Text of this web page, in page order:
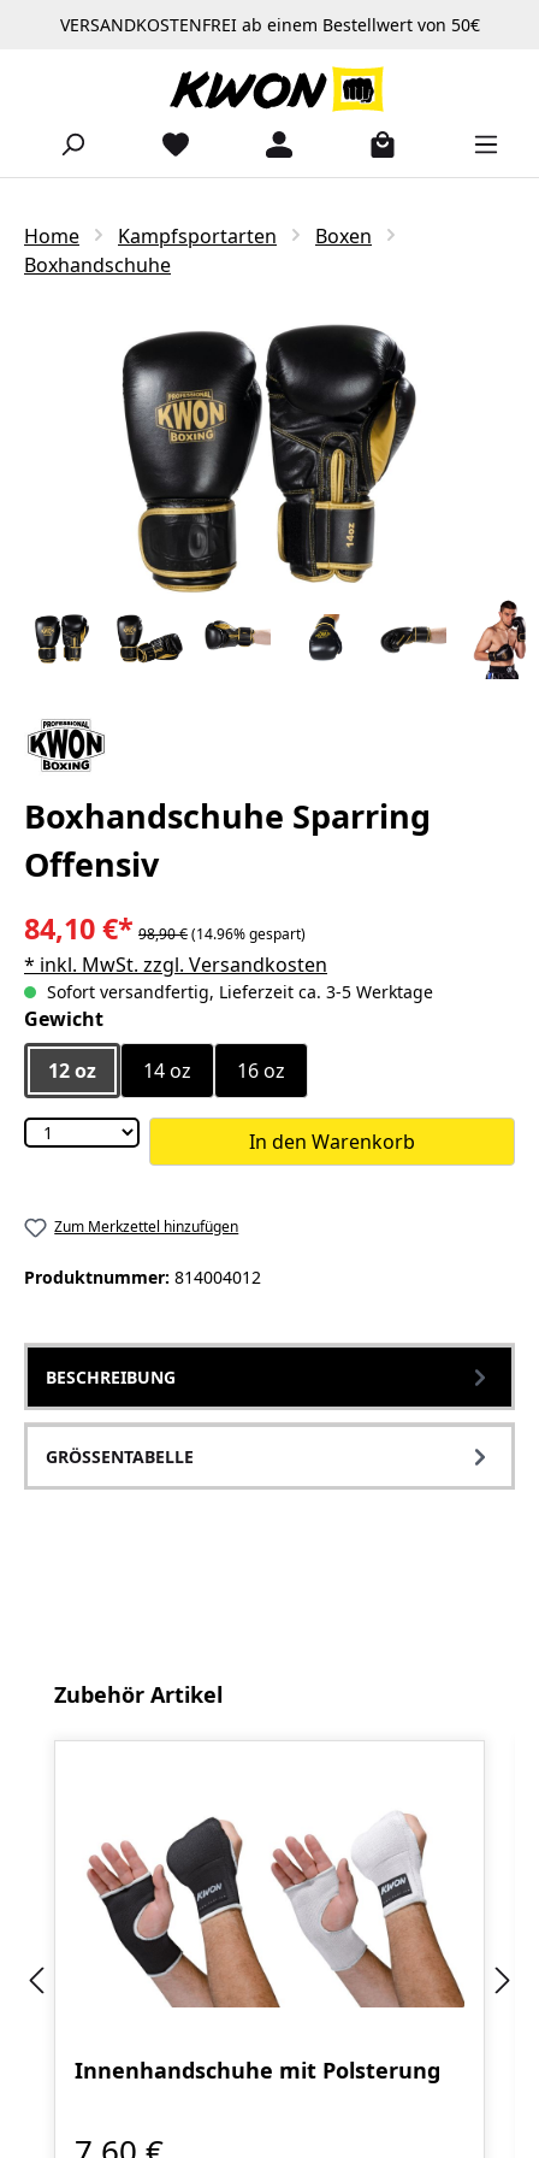
Zum Hauptinhalt springen
VERSANDKOSTENFREI ab einem Bestellwert von 50€
Home Kampfsportarten
Boxen
Boxhandschuhe
Bildergalerie überspringen
Boxhandschuhe Sparring
Offensiv
84,10 €* 98,90 €(14.96% gespart)
* inkl. MwSt. zzgl. Versandkosten
Sofort versandfertig, Lieferzeit ca. 3-5 Werktage
Gewichtauswählen
12 oz
14 oz 16 oz
In den Warenkorb
Zum Merkzettel hinzufügen
Produktnummer: 814004012
BESCHREIBUNG
GRÖSSENTABELLE
Produktgalerie überspringen
Zubehör Artikel
Innenhandschuhe mit Polsterung